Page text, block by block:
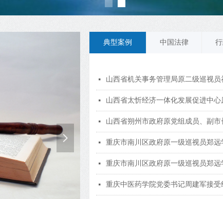
넲
典型案例 中国法律
넷 山西省机关事务管理局原二级巡视
넷 山西省太忻经济一体化发展促进中
넷 山西省朔州市政府原党组成员、副
넷 重庆市南川区政府原一级巡视员郑
넷 重庆市南川区政府原一级巡视员郑
넷 重庆中医药学院党委书记周建军接